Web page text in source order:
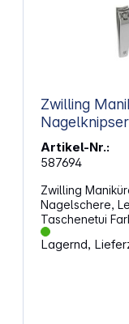
Zwilling
Artikel-Nr.:
587694
Zwilling
Nagelschere, Leder .
Taschenetui Farbe: Schwarz Anzahl Teile: 3
Lagernd,